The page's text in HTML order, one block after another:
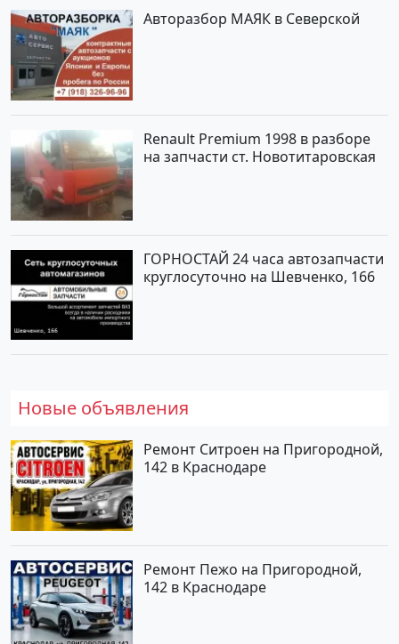
Авторазбор МАЯК в Северской
Renault Premium 1998 в разборе
на запчасти ст. Новотитаровская
ГОРНОСТАЙ 24 часа автозапчасти
круглосуточно на Шевченко, 166
Новые объявления
Ремонт Ситроен на Пригородной,
142 в Краснодаре
Ремонт Пежо на Пригородной,
142 в Краснодаре